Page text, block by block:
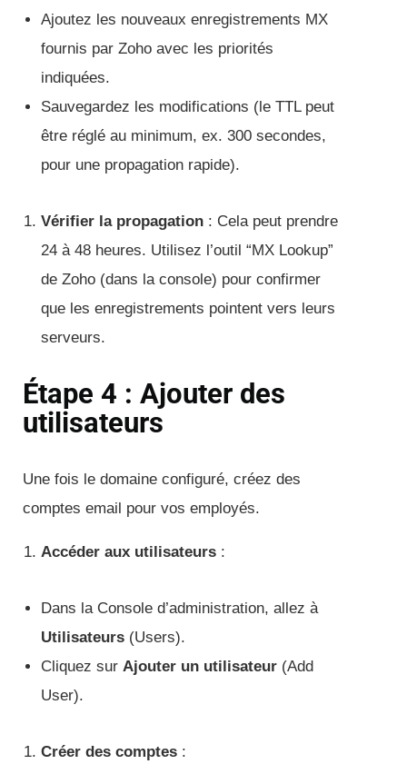
Ajoutez les nouveaux enregistrements MX
fournis par Zoho avec les priorités
indiquées.
Sauvegardez les modifications (le TTL peut
être réglé au minimum, ex. 300 secondes,
pour une propagation rapide).
Vérifier la propagation : Cela peut prendre
24 à 48 heures. Utilisez l’outil “MX Lookup”
de Zoho (dans la console) pour confirmer
que les enregistrements pointent vers leurs
serveurs.
Étape 4 : Ajouter des
utilisateurs
Une fois le domaine configuré, créez des
comptes email pour vos employés.
Accéder aux utilisateurs :
Dans la Console d’administration, allez à
Utilisateurs (Users).
Cliquez sur Ajouter un utilisateur (Add
User).
Créer des comptes :